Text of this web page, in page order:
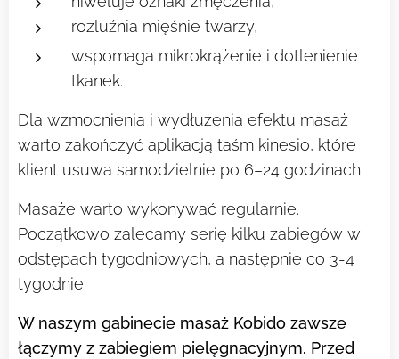
rozluźnia mięśnie twarzy,
wspomaga mikrokrążenie i dotlenienie
tkanek.
Dla wzmocnienia i wydłużenia efektu masaż
warto zakończyć aplikacją taśm kinesio, które
klient usuwa samodzielnie po 6–24 godzinach.
Masaże warto wykonywać regularnie.
Początkowo zalecamy serię kilku zabiegów w
odstępach tygodniowych, a następnie co 3-4
tygodnie.
W naszym gabinecie masaż Kobido zawsze
łączymy z zabiegiem pielęgnacyjnym. Przed